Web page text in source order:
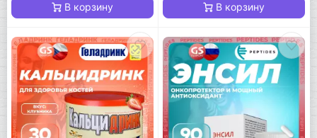
В корзину В корзину